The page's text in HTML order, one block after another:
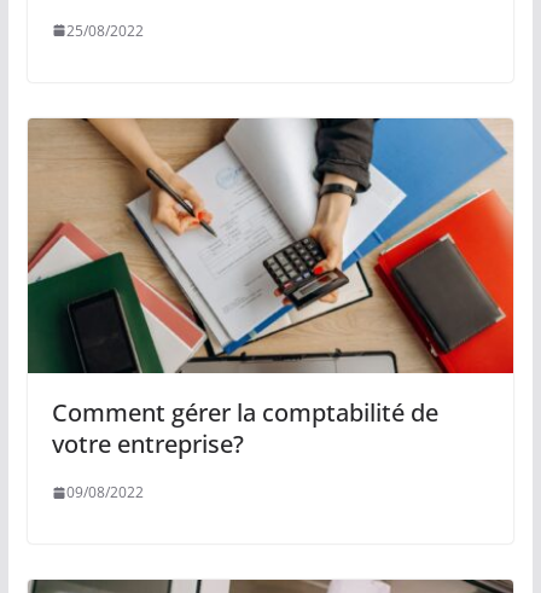
25/08/2022
Comment gérer la comptabilité de
votre entreprise?
09/08/2022